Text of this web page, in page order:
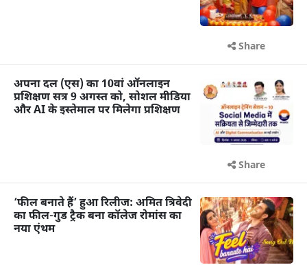
Share
अपना दल (एस) का 10वां ऑनलाइन
प्रशिक्षण सत्र 9 अगस्त को, सोशल मीडिया
और AI के इस्तेमाल पर मिलेगा प्रशिक्षण
Share
‘फील बनाते हैं’ हुआ रिलीज: अमित त्रिवेदी
का फील-गुड ट्रैक बना कॉलेज रोमांस का
नया एंथम